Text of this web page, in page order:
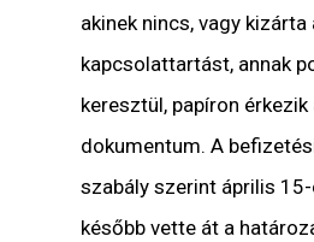
akinek nincs, vagy kizárta
kapcsolattartást, annak
keresztül, papíron érkezik
dokumentum. A
szabály szerint április 15-
később vette át a